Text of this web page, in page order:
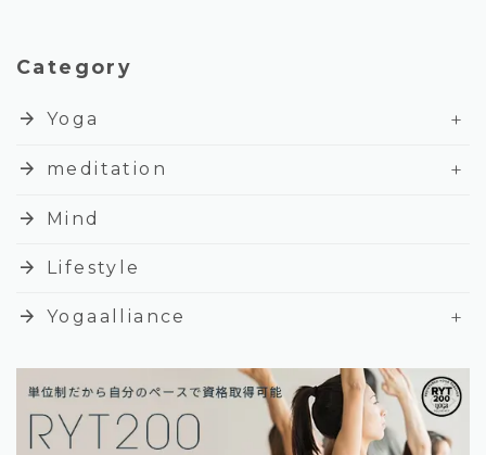
Category
arrow_forward Yoga
+
arrow_forward
meditation
+
arrow_forward
Mind
arrow_forward Lifestyle
arrow_forward Yogaalliance +